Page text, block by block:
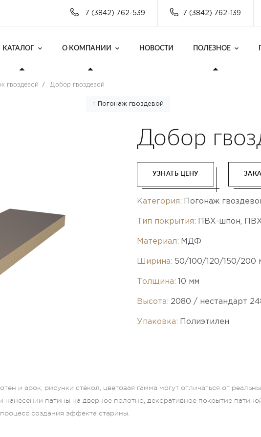
7 (3842) 762-539 7 (3842) 762-139
КАТАЛОГ О КОМПАНИИ НОВОСТИ ПОЛЕЗНОЕ
гвоздевой / Добор гвоздевой
↑ Погонаж гвоздевой
Добор
УЗНАТЬ ЦЕНУ
Категория: Погонаж
Тип покрытия: ПВХ-шпон,
Материал: МДФ
Ширина: 50/100/120/150/200
Толщина: 10 мм
Высота: 2080 / нестандарт
Упаковка: Полиэтилен
и арок, рисунки стёкол, цветовая гамма могут отличаться от
нанесении патины на дверное полотно, декоративное покрытие
создания эффекта старины.